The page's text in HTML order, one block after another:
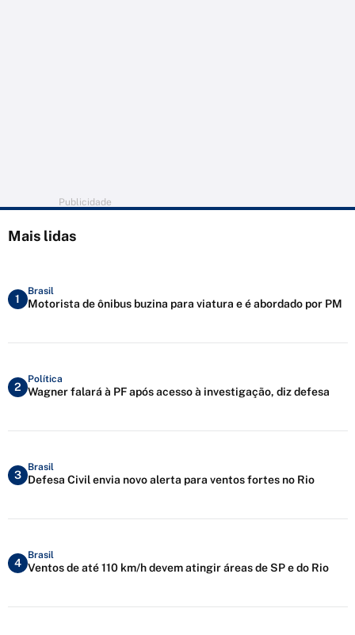
Publicidade
Mais lidas
1
Brasil
Motorista de ônibus buzina para viatura e é abordado por PM
2
Política
Wagner falará à PF após acesso à investigação, diz defesa
3
Brasil
Defesa Civil envia novo alerta para ventos fortes no Rio
4
Brasil
Ventos de até 110 km/h devem atingir áreas de SP e do Rio